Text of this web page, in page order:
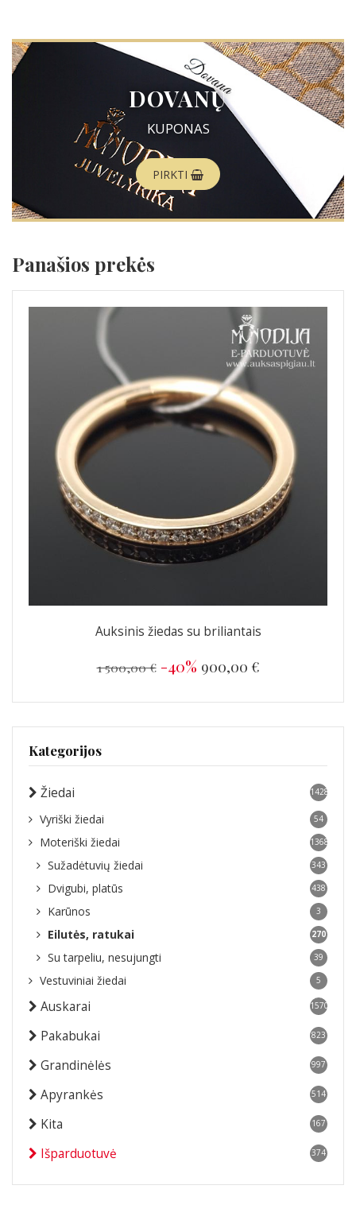
DOVANŲ
KUPONAS
PIRKTI
Panašios prekės
Auksinis žiedas su briliantais
1 500,00 € -40% 900,00 €
Kategorijos
Žiedai 1428
Vyriški žiedai 54
Moteriški žiedai 1368
Sužadėtuvių žiedai 343
Dvigubi, platūs 438
Karūnos 3
Eilutės, ratukai 270
Su tarpeliu, nesujungti 39
Vestuviniai žiedai 5
Auskarai 1570
Pakabukai 823
Grandinėlės 997
Apyrankės 514
Kita 167
Išparduotuvė 374